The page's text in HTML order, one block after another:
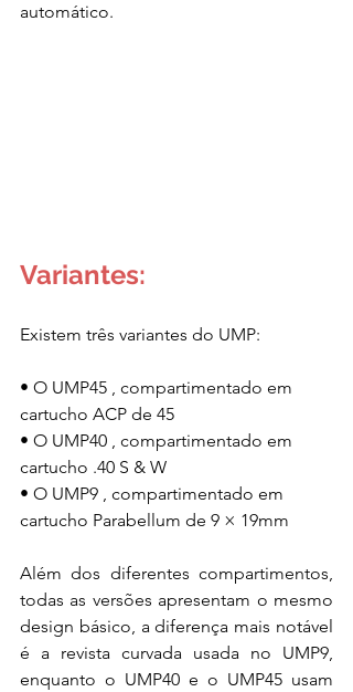
automático.
Variantes:
Existem três variantes do UMP:
• O UMP45 , compartimentado em
cartucho ACP de 45
• O UMP40 , compartimentado em
cartucho .40 S & W
• O UMP9 , compartimentado em
cartucho Parabellum de 9 × 19mm
Além dos diferentes compartimentos,
todas as versões apresentam o mesmo
design básico, a diferença mais notável
é a revista curvada usada no UMP9,
enquanto o UMP40 e o UMP45 usam